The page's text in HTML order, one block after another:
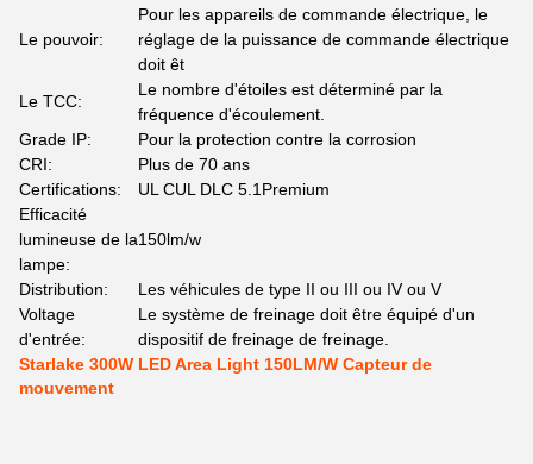
Le pouvoir:
Pour les appareils de commande électrique, le
réglage de la puissance de commande électrique
doit êt
Le TCC:
Le nombre d'étoiles est déterminé par la
fréquence d'écoulement.
Grade IP:
Pour la protection contre la corrosion
CRI:
Plus de 70 ans
Certifications:
UL CUL DLC 5.1Premium
Efficacité
lumineuse de la
lampe:
150lm/w
Distribution:
Les véhicules de type II ou III ou IV ou V
Voltage
d'entrée:
Le système de freinage doit être équipé d'un
dispositif de freinage de freinage.
Starlake 300W LED Area Light 150LM/W Capteur de
mouvement